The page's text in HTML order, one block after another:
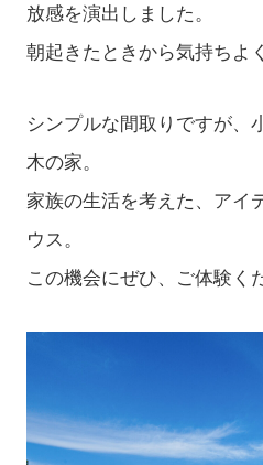
放感を演出しました。
朝起きたときから気持ちよ
シンプルな間取りですが、
木の家。
家族の生活を考えた、アイ
ウス。
この機会にぜひ、ご体験く